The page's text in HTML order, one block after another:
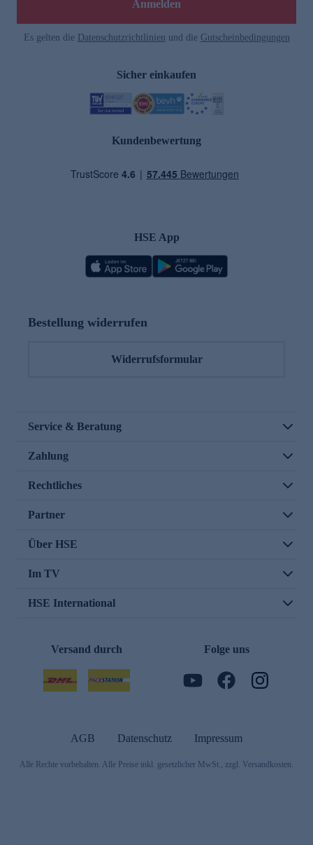
Anmelden
Es gelten die Datenschutzrichtlinien und die Gutscheinbedingungen
Sicher einkaufen
Kundenbewertung
HSE App
Bestellung widerrufen
Widerrufsformular
Service & Beratung
Zahlung
Rechtliches
Partner
Über HSE
Im TV
HSE International
Versand durch Folge uns
AGB Datenschutz Impressum
Alle Rechte vorbehalten. Alle Preise inkl. gesetzlicher MwSt., zzgl. Versandkosten.